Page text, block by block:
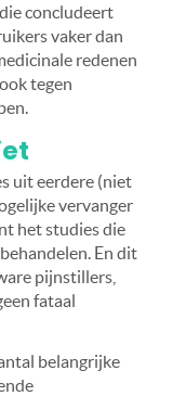
concludeert
vaker dan
redenen
tegen
uit eerdere (niet
vervanger
het studies die
En dit
pijnstillers,
fataal
belangrijke